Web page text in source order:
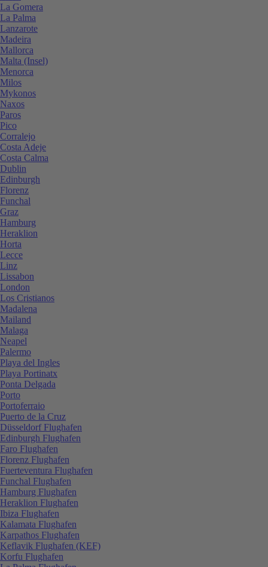
La Gomera
La Palma
Lanzarote
Madeira
Mallorca
Malta (Insel)
Menorca
Milos
Mykonos
Naxos
Paros
Pico
Corralejo
Costa Adeje
Costa Calma
Dublin
Edinburgh
Florenz
Funchal
Graz
Hamburg
Heraklion
Horta
Lecce
Linz
Lissabon
London
Los Cristianos
Madalena
Mailand
Malaga
Neapel
Palermo
Playa del Ingles
Playa Portinatx
Ponta Delgada
Porto
Portoferraio
Puerto de la Cruz
Düsseldorf Flughafen
Edinburgh Flughafen
Faro Flughafen
Florenz Flughafen
Fuerteventura Flughafen
Funchal Flughafen
Hamburg Flughafen
Heraklion Flughafen
Ibiza Flughafen
Kalamata Flughafen
Karpathos Flughafen
Keflavik Flughafen (KEF)
Korfu Flughafen